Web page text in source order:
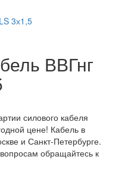
3х1,5
ВВГнг
силового кабеля
цене! Кабель в
и Санкт-Петербурге.
обращайтесь к